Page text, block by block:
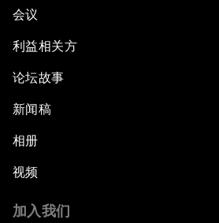
会议
利益相关方
论坛故事
新闻稿
相册
视频
加入我们